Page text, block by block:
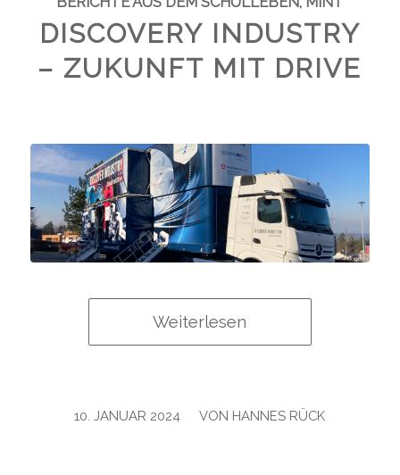
DISCOVERY INDUSTRY
– ZUKUNFT MIT DRIVE
Weiterlesen
10. JANUAR 2024
/ VON HANNES RÜCK